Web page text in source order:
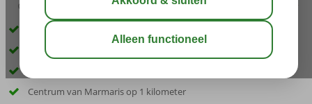
03:30 aug 33°C
Op slechts 30 meter van het strand
Ontspannen in de sauna
Centrum van Marmaris op 1 kilometer